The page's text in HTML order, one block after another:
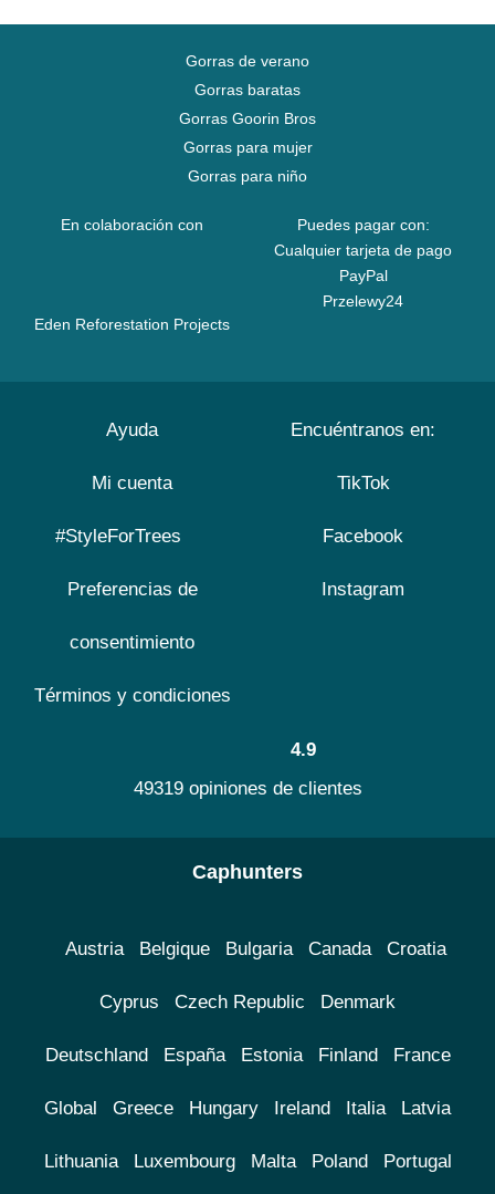
Gorras de verano
Gorras baratas
Gorras Goorin Bros
Gorras para mujer
Gorras para niño
En colaboración con
Eden Reforestation Projects
Puedes pagar con:
Cualquier tarjeta de pago
PayPal
Przelewy24
Ayuda
Mi cuenta
#StyleForTrees
Preferencias de
consentimiento
Términos y condiciones
Encuéntranos en:
TikTok
Facebook
Instagram
4.9
49319 opiniones de clientes
Caphunters
Austria Belgique Bulgaria Canada Croatia
Cyprus Czech Republic Denmark
Deutschland España Estonia Finland France
Global Greece Hungary Ireland Italia Latvia
Lithuania Luxembourg Malta Poland Portugal